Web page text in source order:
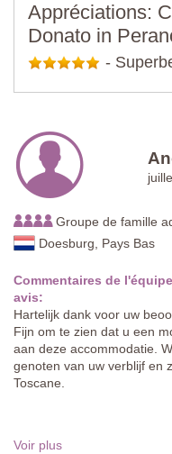
Appréciations:
Donato in
-
Groupe de famille
Doesburg, Pays Bas
Commentaires de
avis:
Hartelijk dank voor uw
Fijn om te zien dat u een
aan deze accommodatie.
genoten van uw verblijf en
Toscane.
Voir plus